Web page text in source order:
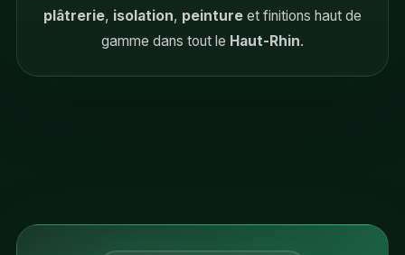
plâtrerie, isolation, peinture et finitions haut de
gamme dans tout le Haut-Rhin.